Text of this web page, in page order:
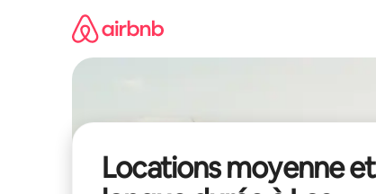
Locations moyenne et